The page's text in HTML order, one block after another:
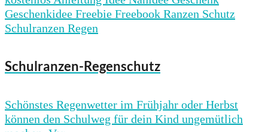
Schulranzen-Regenschutz
Schönstes Regenwetter im Frühjahr oder Herbst
können den Schulweg für dein Kind ungemütlich